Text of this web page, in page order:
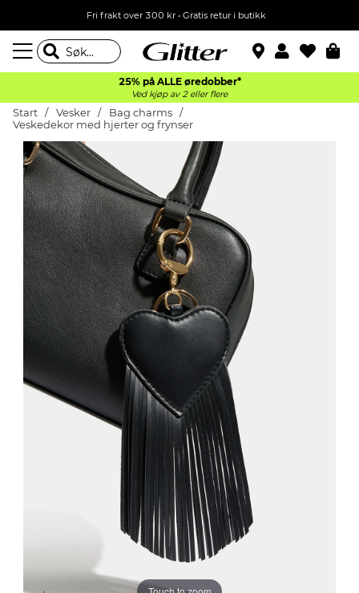
Fri frakt over 300 kr • Gratis retur i butikk
25% på ALLE øredobber*
Ved kjøp av 2 eller flere
Start Vesker
Bag charms
Veskedekor med hjerter og frynser